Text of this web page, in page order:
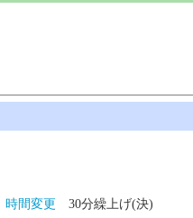
時間変更 30分繰上げ(決)